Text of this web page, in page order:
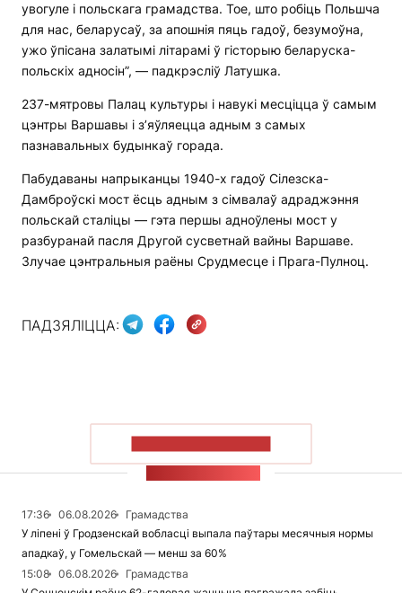
увогуле і польскага грамадства. Тое, што робіць Польшча
для нас, беларусаў, за апошнія пяць гадоў, безумоўна,
ужо ўпісана залатымі літарамі ў гісторыю беларуска-
польскіх адносін”, — падкрэсліў Латушка.
237-мятровы Палац культуры і навукі месціцца ў самым
цэнтры Варшавы і з’яўляецца адным з самых
пазнавальных будынкаў горада.
Пабудаваны напрыканцы 1940-х гадоў Сілезска-
Дамброўскі мост ёсць адным з сімвалаў адраджэння
польскай сталіцы — гэта першы адноўлены мост у
разбуранай пасля Другой сусветнай вайны Варшаве.
Злучае цэнтральныя раёны Срудмесце і Прага-Пулноц.
ПАДЗЯЛІЦЦА:
17:36 06.08.2026
Грамадства
У ліпені ў Гродзенскай вобласці выпала паўтары месячныя нормы
ападкаў, у Гомельскай — менш за 60%
15:08
06.08.2026
Грамадства